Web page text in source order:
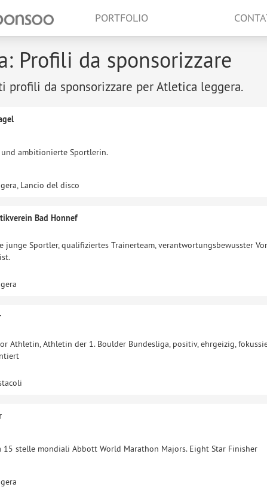
PORTFOLIO
Profili da sponsorizzare
profili da sponsorizzare per Atletica leggera.
ambitionierte Sportlerin.
Lancio del disco
Bad Honnef
junge Sportler, qualifiziertes Trainerteam, verantwortungsbewusster
Athletin, Athletin der 1. Boulder Bundesliga, positiv, ehrgeizig,
15 stelle mondiali Abbott World Marathon Majors. Eight Star Finisher